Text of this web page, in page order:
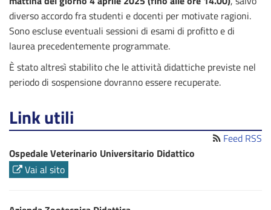
diverso accordo fra studenti e docenti per motivate ragioni.
Sono escluse eventuali sessioni di esami di profitto e di
laurea precedentemente programmate.
È stato altresì stabilito che le attività didattiche previste nel
periodo di sospensione dovranno essere recuperate.
Link utili
Feed RSS
Ospedale Veterinario Universitario Didattico
Vai al sito